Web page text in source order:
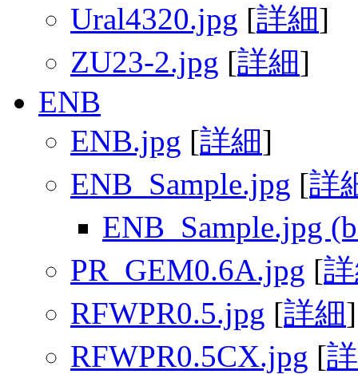
Ural4320.jpg [詳細]
ZU23-2.jpg [詳細]
ENB
ENB.jpg [詳細]
ENB_Sample.jpg [詳
ENB_Sample.jpg
PR_GEM0.6A.jpg [
RFWPR0.5.jpg [詳細]
RFWPR0.5CX.jpg [